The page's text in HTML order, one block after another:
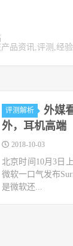
品资讯,评测,经
评测解析
外媒
外，耳机高端
2018-10-03
北京时间10月3日
微软一口气发布
是微软还...